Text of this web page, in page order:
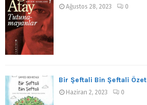
Ağustos 28, 2023 0
Bir Şeftali Bin Şeftali Özet
Haziran 2, 2023 0